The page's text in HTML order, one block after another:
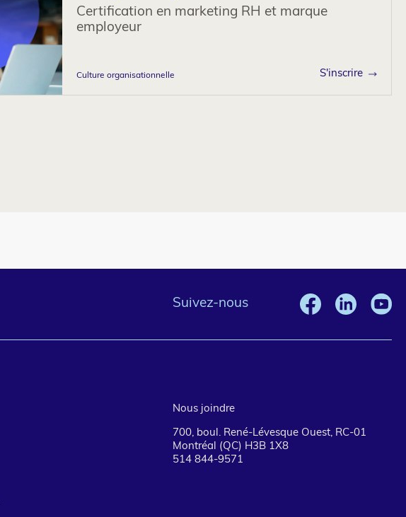
Certification en marketing RH et marque
employeur
Culture organisationnelle S'inscrire
Suivez-nous
Nous joindre
700, boul. René-Lévesque Ouest, RC-01
Montréal (QC) H3B 1X8
514 844-9571